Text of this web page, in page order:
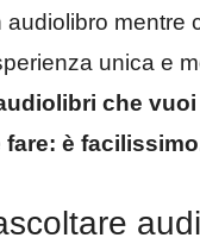
mentre
unica e
che
è